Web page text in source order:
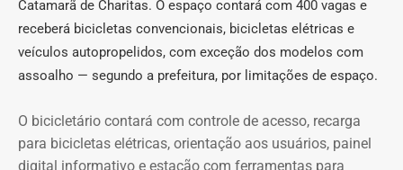
Catamarã de Charitas. O espaço contará com 400 vagas e
receberá bicicletas convencionais, bicicletas elétricas e
veículos autopropelidos, com exceção dos modelos com
assoalho — segundo a prefeitura, por limitações de espaço.
O bicicletário contará com controle de acesso, recarga
para bicicletas elétricas, orientação aos usuários, painel
digital informativo e estação com ferramentas para